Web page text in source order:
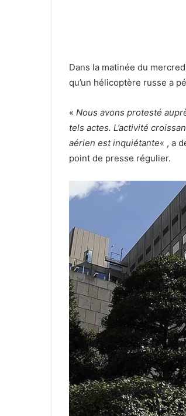
Dans la matinée du
qu’un hélicoptère russe a
« Nous avons protesté
tels actes. L’activité
aérien est inquiétante« , a
point de presse régulier.